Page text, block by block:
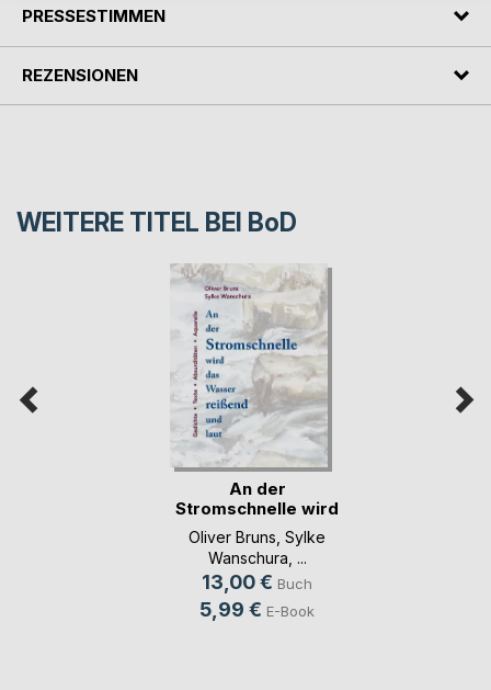
PRESSESTIMMEN
REZENSIONEN
WEITERE TITEL BEI BoD
An der
Stromschnelle wird
das Wass(...)
Oliver Bruns Sylke
Wanschura , ...
13,00 € Buch
5,99 € E-Book